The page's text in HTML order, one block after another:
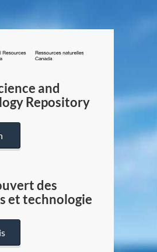
/
Canada
and
Repository
des
et technologie